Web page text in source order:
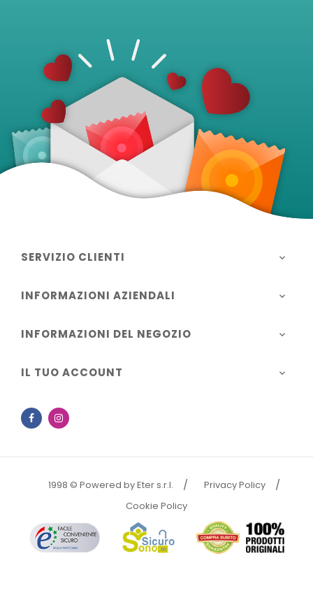
SERVIZIO CLIENTI 
INFORMAZIONI AZIENDALI 
INFORMAZIONI DEL NEGOZIO 
IL TUO ACCOUNT 
Facebook
1998 © Powered by Eter s.r.l.
Privacy Policy
Cookie Policy